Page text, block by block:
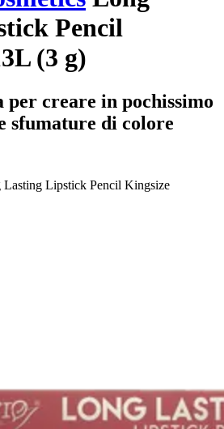
Pencil
(3 g)
creare in pochissimo
sfumature di colore
Lipstick Pencil Kingsize